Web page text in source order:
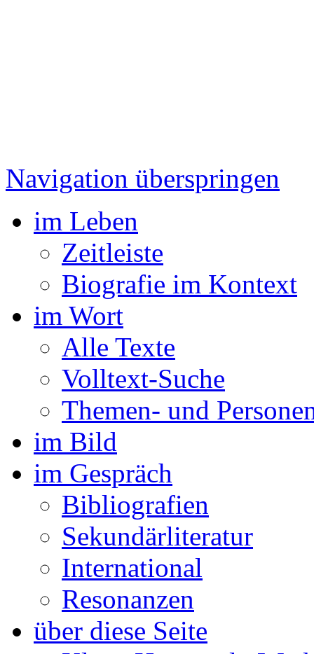
Navigation überspringen
im Leben
Zeitleiste
Biografie im Kontext
im Wort
Alle Texte
Volltext-Suche
Themen- und
im Bild
im Gespräch
Bibliografien
Sekundärliteratur
International
Resonanzen
über diese Seite